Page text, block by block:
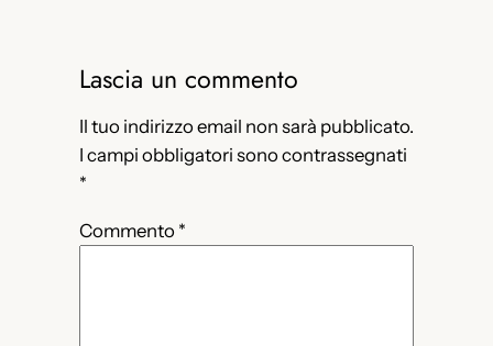
Lascia un commento
Il tuo indirizzo email non sarà pubblicato.
I campi obbligatori sono contrassegnati
*
Commento *